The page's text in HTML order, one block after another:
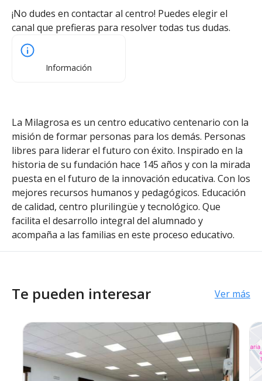
¡No dudes en contactar al centro! Puedes elegir el
canal que prefieras para resolver todas tus dudas.
Información
La Milagrosa es un centro educativo centenario con la
misión de formar personas para los demás. Personas
libres para liderar el futuro con éxito. Inspirado en la
historia de su fundación hace 145 años y con la mirada
puesta en el futuro de la innovación educativa. Con los
mejores recursos humanos y pedagógicos. Educación
de calidad, centro plurilingüe y tecnológico. Que
facilita el desarrollo integral del alumnado y
acompaña a las familias en este proceso educativo.
Te pueden interesar Ver más